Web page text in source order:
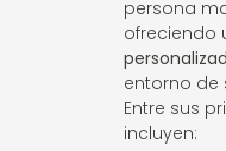
persona
ofreciendo
entorno de
Entre sus
incluyen: